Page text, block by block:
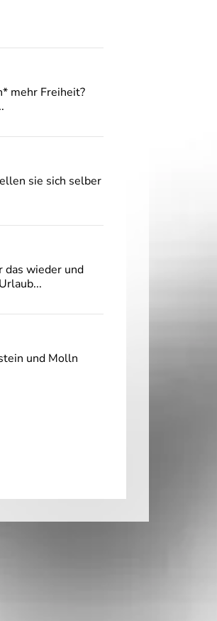
mehr Freiheit?
sie sich selber
das wieder und
und Molln